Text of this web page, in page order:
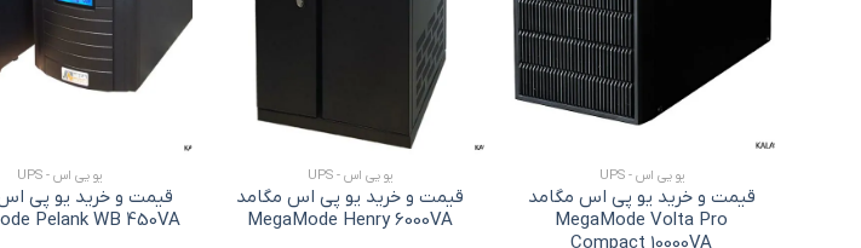
یو پی اس - UPS
قیمت و خرید یو پی اس مگامد
MegaMode Volta Pro
Compact 10000VA
یو پی اس - UPS
قیمت و خرید یو پی اس مگامد
MegaMode Henry 6000VA
یو پی اس - UPS
قیمت و خرید یو پی
Pelank WB 450VA